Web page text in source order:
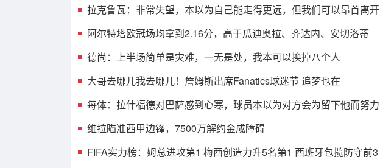
拉克鲁瓦：非常失望，本以为自己能走得更远，但我们可以昂首离开
阿尔特塔欧冠场均拿到2.16分，高于瓜迪奥拉、齐达内、安切洛蒂
德尚：上半场简单是灾难，一无是处，我本可以换掉八个人
大哥去哪儿我去哪儿！詹姆斯出席Fanatics球迷节 追梦也在
每体：拉什福德对巴萨感到心寒，球员本以为对方会为留下他而努力
维拉瞄准西甲边锋，7500万解约金成障碍
FIFA实力榜：姆总进攻第1 梅西创造力升5名第1 西班牙包揽防守前3